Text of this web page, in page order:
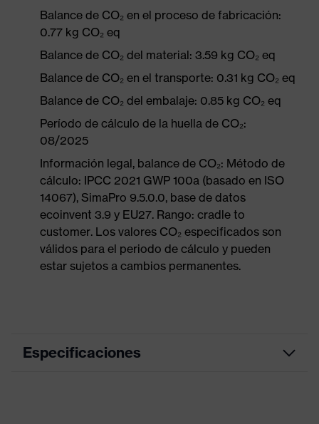
Balance de CO₂ en el proceso de fabricación:
0.77 kg CO₂ eq
Balance de CO₂ del material: 3.59 kg CO₂ eq
Balance de CO₂ en el transporte: 0.31 kg CO₂ eq
Balance de CO₂ del embalaje: 0.85 kg CO₂ eq
Período de cálculo de la huella de CO₂:
08/2025
Información legal, balance de CO₂: Método de
cálculo: IPCC 2021 GWP 100a (basado en ISO
14067), SimaPro 9.5.0.0, base de datos
ecoinvent 3.9 y EU27. Rango: cradle to
customer. Los valores CO₂ especificados son
válidos para el periodo de cálculo y pueden
estar sujetos a cambios permanentes.
Especificaciones